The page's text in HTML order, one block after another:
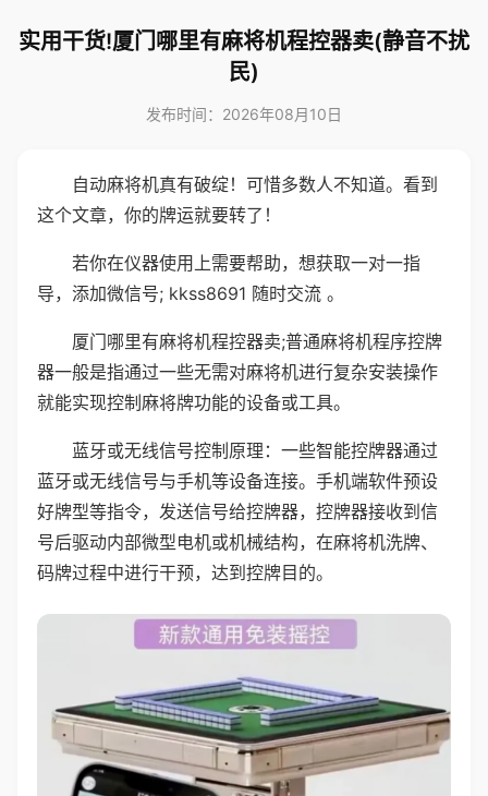
实用干货!厦门哪里有麻将机程控器卖(静音不扰
民)
发布时间：2026年08月10日
自动麻将机真有破绽！可惜多数人不知道。看到
这个文章，你的牌运就要转了！
若你在仪器使用上需要帮助，想获取一对一指
导，添加微信号; kkss8691 随时交流 。
厦门哪里有麻将机程控器卖;普通麻将机程序控牌
器一般是指通过一些无需对麻将机进行复杂安装操作
就能实现控制麻将牌功能的设备或工具。
蓝牙或无线信号控制原理：一些智能控牌器通过
蓝牙或无线信号与手机等设备连接。手机端软件预设
好牌型等指令，发送信号给控牌器，控牌器接收到信
号后驱动内部微型电机或机械结构，在麻将机洗牌、
码牌过程中进行干预，达到控牌目的。